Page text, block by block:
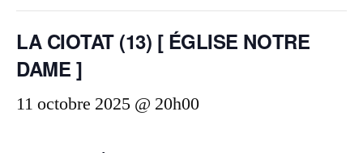
LA CIOTAT (13) [ ÉGLISE NOTRE
DAME ]
11 octobre 2025 @ 20h00